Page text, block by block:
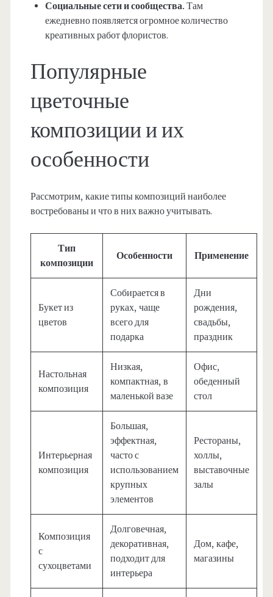
Социальные сети и сообщества. Там
ежедневно появляется огромное количество
креативных работ флористов.
Популярные
цветочные
композиции и их
особенности
Рассмотрим, какие типы композиций наиболее
востребованы и что в них важно учитывать.
Тип
композиции
Особенности Применение
Букет из
цветов
Собирается в
руках, чаще
всего для
подарка
Дни
рождения,
свадьбы,
праздник
Настольная
композиция
Низкая,
компактная, в
маленькой вазе
Офис,
обеденный
стол
Интерьерная
композиция
Большая,
эффектная,
часто с
использованием
крупных
элементов
Рестораны,
холлы,
выставочные
залы
Композиция
с
сухоцветами
Долговечная,
декоративная,
подходит для
интерьера
Дом, кафе,
магазины